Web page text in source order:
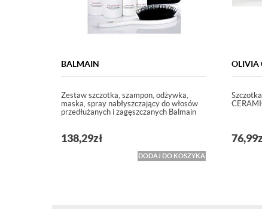
BALMAIN
Zestaw szczotka, szampon, odżywka,
maska, spray nabłyszczający do włosów
przedłużanych i zagęszczanych Balmain
138,29zł
DODAJ DO KOSZYKA
OLIVIA
76,99